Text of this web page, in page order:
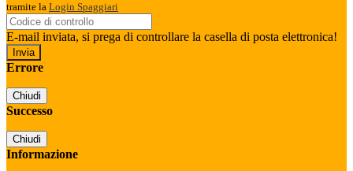
tramite la Login Spaggiari
E-mail inviata, si prega di controllare la casella di posta elettronica!
Errore
Chiudi
Successo
Chiudi
Informazione